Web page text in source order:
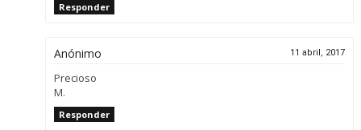
Responder
Anónimo 11 abril, 2017
Precioso
M.
Responder